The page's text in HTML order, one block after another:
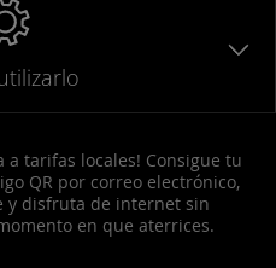
a tarifas locales! Consigue tu
QR por correo electrónico,
y disfruta de internet sin
en que aterrices.